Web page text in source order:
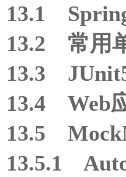
13.1
13.2 常用
13.3
13.4 Web
13.5
13.5.1